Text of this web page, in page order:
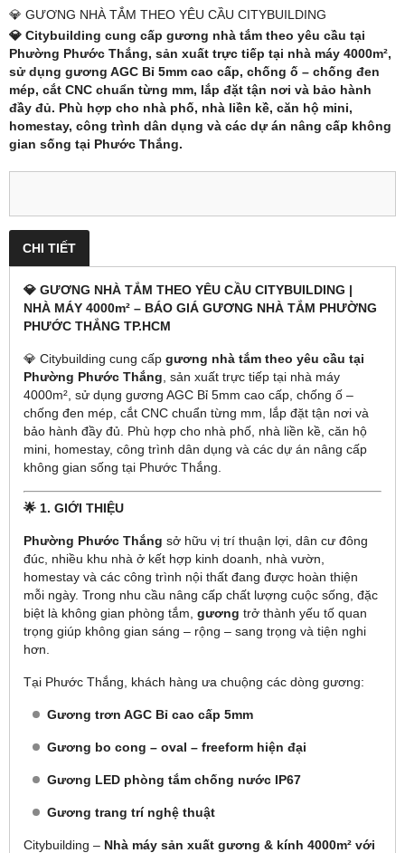
💎 GƯƠNG NHÀ TẮM THEO YÊU CẦU CITYBUILDING
💎 Citybuilding cung cấp gương nhà tắm theo yêu cầu tại
Phường Phước Thắng, sản xuất trực tiếp tại nhà máy 4000m²,
sử dụng gương AGC Bỉ 5mm cao cấp, chống ố – chống đen
mép, cắt CNC chuẩn từng mm, lắp đặt tận nơi và bảo hành
đầy đủ. Phù hợp cho nhà phố, nhà liền kề, căn hộ mini,
homestay, công trình dân dụng và các dự án nâng cấp không
gian sống tại Phước Thắng.
CHI TIẾT
💎 GƯƠNG NHÀ TẮM THEO YÊU CẦU CITYBUILDING |
NHÀ MÁY 4000m² – BÁO GIÁ GƯƠNG NHÀ TẮM PHƯỜNG
PHƯỚC THẮNG TP.HCM
💎 Citybuilding cung cấp gương nhà tắm theo yêu cầu tại
Phường Phước Thắng , sản xuất trực tiếp tại nhà máy
4000m², sử dụng gương AGC Bỉ 5mm cao cấp, chống ố –
chống đen mép, cắt CNC chuẩn từng mm, lắp đặt tận nơi và
bảo hành đầy đủ. Phù hợp cho nhà phố, nhà liền kề, căn hộ
mini, homestay, công trình dân dụng và các dự án nâng cấp
không gian sống tại Phước Thắng.
🌟 1. GIỚI THIỆU
Phường Phước Thắng sở hữu vị trí thuận lợi, dân cư đông
đúc, nhiều khu nhà ở kết hợp kinh doanh, nhà vườn,
homestay và các công trình nội thất đang được hoàn thiện
mỗi ngày. Trong nhu cầu nâng cấp chất lượng cuộc sống, đặc
biệt là không gian phòng tắm, gương trở thành yếu tố quan
trọng giúp không gian sáng – rộng – sang trọng và tiện nghi
hơn.
Tại Phước Thắng, khách hàng ưa chuộng các dòng gương:
Gương trơn AGC Bỉ cao cấp 5mm
Gương bo cong – oval – freeform hiện đại
Gương LED phòng tắm chống nước IP67
Gương trang trí nghệ thuật
Citybuilding – Nhà máy sản xuất gương & kính 4000m² với